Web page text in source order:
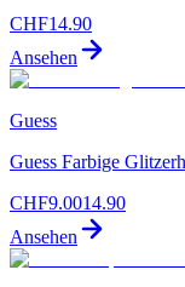
CHF14.90
Ansehen
Guess
Guess Farbige
CHF9.0014.90
Ansehen